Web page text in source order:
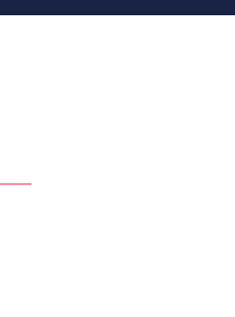
お気に入りブラ